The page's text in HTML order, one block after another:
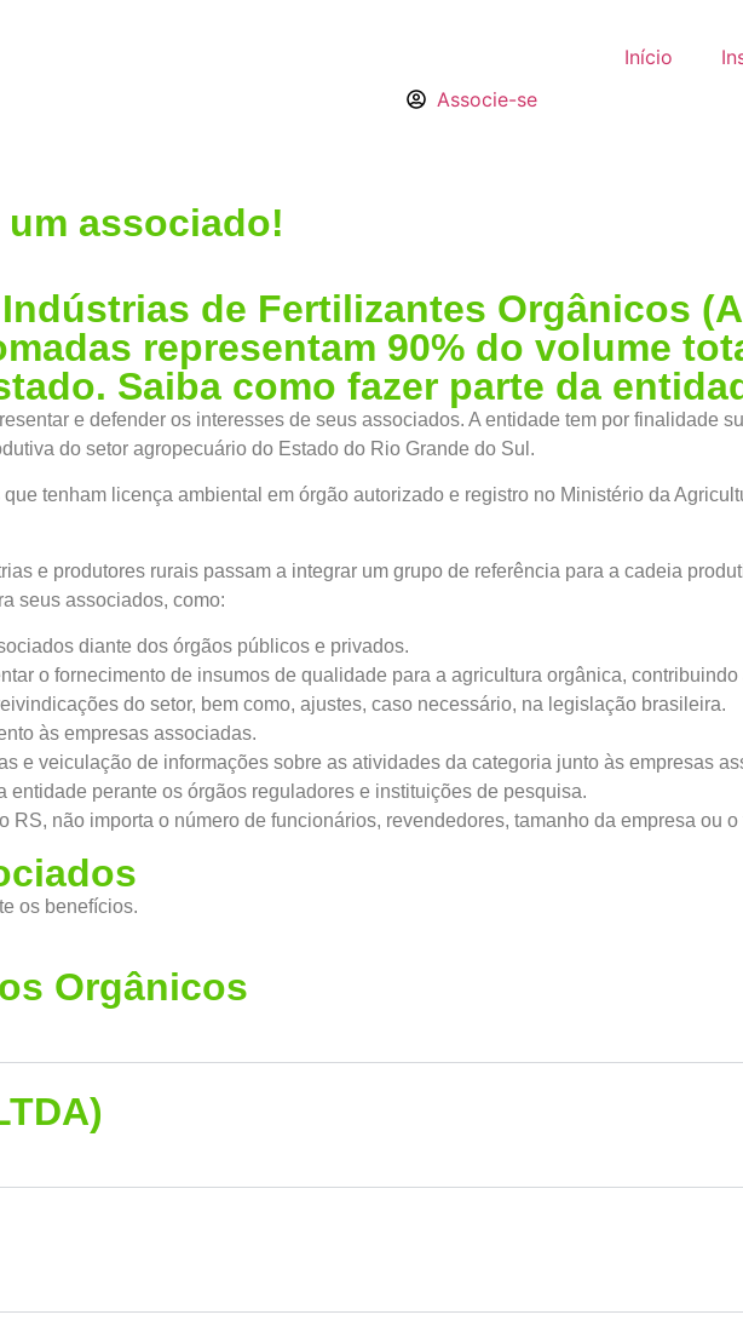
Início
Associe-se
associado!
de Fertilizantes Orgânicos
representam 90% do volume
Saiba como fazer parte da
e defender os interesses de seus associados. A entidade tem por finalidade
do setor agropecuário do Estado do Rio Grande do Sul.
tenham licença ambiental em órgão autorizado e registro no Ministério da
e produtores rurais passam a integrar um grupo de referência para a cadeia
seus associados, como:
diante dos órgãos públicos e privados.
o fornecimento de insumos de qualidade para a agricultura orgânica,
do setor, bem como, ajustes, caso necessário, na legislação brasileira.
às empresas associadas.
e veiculação de informações sobre as atividades da categoria junto às empresas
entidade perante os órgãos reguladores e instituições de pesquisa.
RS, não importa o número de funcionários, revendedores, tamanho da empresa ou o
os benefícios.
Orgânicos